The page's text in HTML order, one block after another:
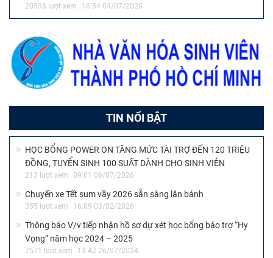
20538 lượt xem 16:54 04/07/2025
TIN NỔI BẬT
HỌC BỔNG POWER ON TĂNG MỨC TÀI TRỢ ĐẾN 120 TRIỆU
ĐỒNG, TUYỂN SINH 100 SUẤT DÀNH CHO SINH VIÊN
213 lượt xem 09:01 06/07/2026
Chuyến xe Tết sum vầy 2026 sẵn sàng lăn bánh
355 lượt xem 16:09 03/02/2026
Thông báo V/v tiếp nhận hồ sơ dự xét học bổng bảo trợ “Hy
Vọng” năm học 2024 – 2025
7571 lượt xem 13:42 26/07/2024